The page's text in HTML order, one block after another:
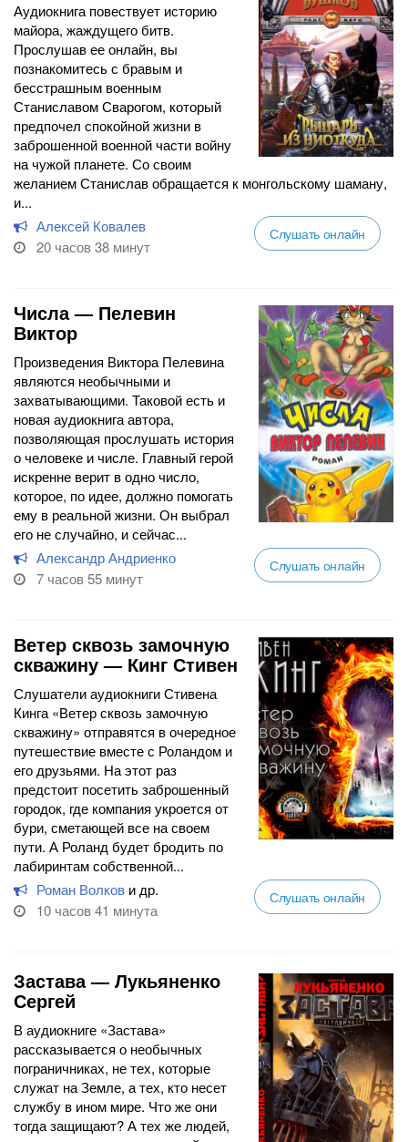
Аудиокнига повествует историю
майора, жаждущего битв.
Прослушав ее онлайн, вы
познакомитесь с бравым и
бесстрашным военным
Станиславом Сварогом, который
предпочел спокойной жизни в
заброшенной военной части войну
на чужой планете. Со своим
желанием Станислав обращается к монгольскому шаману,
и...
Алексей Ковалев
20 часов 38 минут
Слушать онлайн
Числа — Пелевин
Виктор
Произведения Виктора Пелевина
являются необычными и
захватывающими. Таковой есть и
новая аудиокнига автора,
позволяющая прослушать история
о человеке и числе. Главный герой
искренне верит в одно число,
которое, по идее, должно помогать
ему в реальной жизни. Он выбрал
его не случайно, и сейчас...
Александр Андриенко
7 часов 55 минут
Слушать онлайн
Ветер сквозь замочную
скважину — Кинг Стивен
Слушатели аудиокниги Стивена
Кинга «Ветер сквозь замочную
скважину» отправятся в очередное
путешествие вместе с Роландом и
его друзьями. На этот раз
предстоит посетить заброшенный
городок, где компания укроется от
бури, сметающей все на своем
пути. А Роланд будет бродить по
лабиринтам собственной...
Роман Волков и др.
10 часов 41 минута
Слушать онлайн
Застава — Лукьяненко
Сергей
В аудиокниге «Застава»
рассказывается о необычных
пограничниках, не тех, которые
служат на Земле, а тех, кто несет
службу в ином мире. Что же они
тогда защищают? А тех же людей,